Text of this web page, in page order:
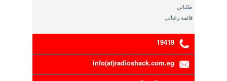
طلباتي
قائمة رغباتي
19419
info(at)radioshack.com.eg